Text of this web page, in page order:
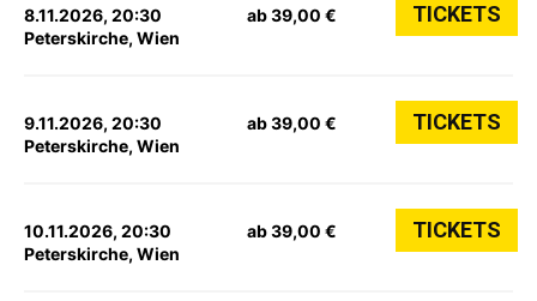
8.11.2026, 20:30
Peterskirche, Wien
ab 39,00 € TICKETS
9.11.2026, 20:30
Peterskirche, Wien
ab 39,00 € TICKETS
10.11.2026, 20:30
Peterskirche, Wien
ab 39,00 € TICKETS